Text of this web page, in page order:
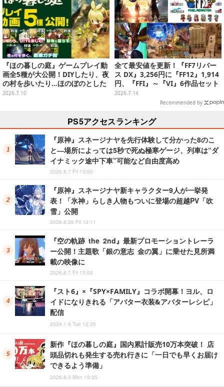
『ほの暮しの庭』ゲームプレイ動
画全5種が大公開！DIYしたり、夜
の村を歩いたり…ほのぼのとした
田舎暮らしを楽しめる
2026.7.10
全て最安値を更新！『FF7リバー
ス DX』3,256円に『FF12』1,914
円、『FFI』～『VI』6作品セット
で5,503円と、シリーズ作品がお
買い得【eショップ・PS Storeの
2026.7.14
Recommended by
PS5アクセスランキング
『原神』スネージナヤを先行体験して分かった8のこ
と―場所によっては5秒で死ぬ極寒ゲージ、列車は“ダ
イナミック途中下車”可能など自由度高め
2026.8.7 Fri 13:00
『原神』スネージナヤ新キャラクター9人が一挙発
表！「氷神」らしき人物もついに登場の超越PV「吹
雪」公開
2026.6.26 Fri 13:11
『空の軌跡 the 2nd』最新プロモーショントレーラ
ー公開！主題歌「銀の意志 金の翼」に乗せた見所満
載の映像に
2026.8.7 Fri 15:00
『スト6』×『SPY×FAMILY』コラボ開幕！ヨル、ロ
イドになりきれる「アバター衣装&アバターレシピ」
配信
2024.1.9 Tue 12:35
新作『ほの暮しの庭』国内累計販売10万本突破！ 店
頭品切れも発生する売れ行きに「一日でも早くお届け
できるよう準備」
2026.8.3 Mon 19:35